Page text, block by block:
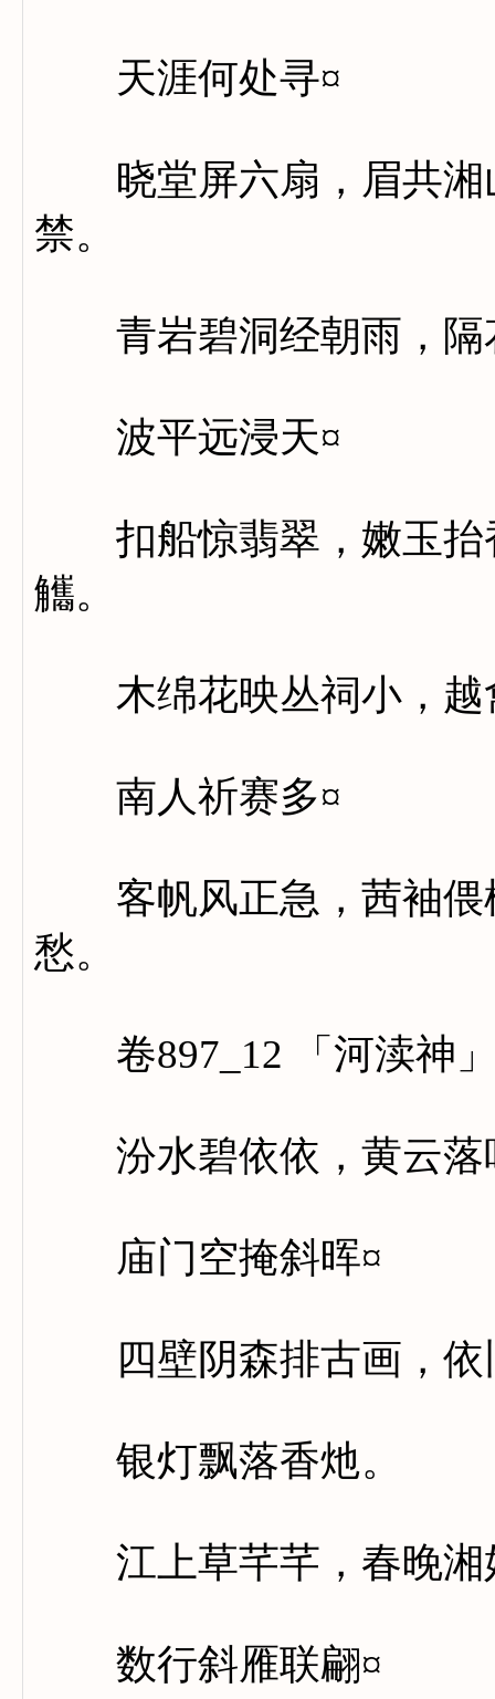
天涯何处寻¤
晓堂屏六扇，眉共湘
禁。
青岩碧洞经朝雨，隔
波平远浸天¤
扣船惊翡翠，嫩玉抬
觿。
木绵花映丛祠小，越
南人祈赛多¤
客帆风正急，茜袖偎
愁。
卷897_12 「河渎神
汾水碧依依，黄云落
庙门空掩斜晖¤
四壁阴森排古画，依
银灯飘落香灺。
江上草芊芊，春晚湘
数行斜雁联翩¤